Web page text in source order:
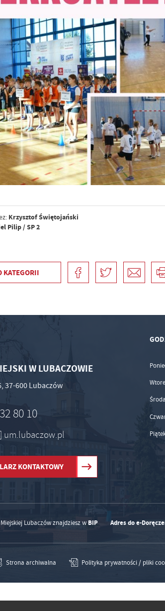
Krzysztof Świętojański
Pilip / SP 2
KATEGORII
W LUBACZOWIE
37-600 Lubaczów
80 10
um.lubaczow.pl
KONTAKTOWY
Środa
Lubaczów znajdziesz w BIP Adres do e-
Strona archiwalna Polityka prywatności / pliki